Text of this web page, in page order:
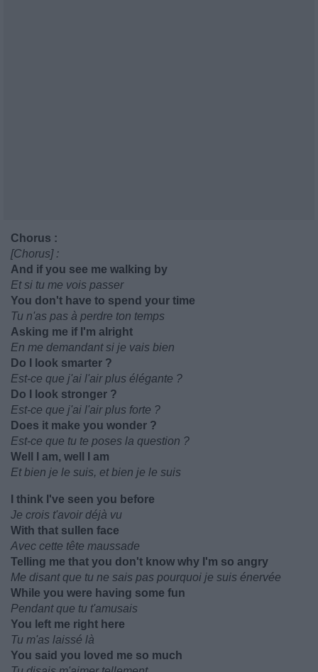
Chorus :
[Chorus] :
And if you see me walking by
Et si tu me vois passer
You don't have to spend your time
Tu n'as pas à perdre ton temps
Asking me if I'm alright
En me demandant si je vais bien
Do I look smarter ?
Est-ce que j'ai l'air plus élégante ?
Do I look stronger ?
Est-ce que j'ai l'air plus forte ?
Does it make you wonder ?
Est-ce que tu te poses la question ?
Well I am, well I am
Et bien je le suis, et bien je le suis
I think I've seen you before
Je crois t'avoir déjà vu
With that sullen face
Avec cette tête maussade
Telling me that you don't know why I'm so angry
Me disant que tu ne sais pas pourquoi je suis énervée
While you were having some fun
Pendant que tu t'amusais
You left me right here
Tu m'as laissé là
You said you loved me so much